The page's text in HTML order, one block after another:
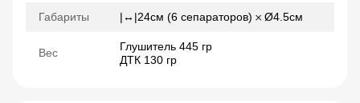
Габариты |↔|24см (6 сепараторов) 𐄂 Ø4.5см
Вес
Глушитель 445 гр
ДТК 130 гр